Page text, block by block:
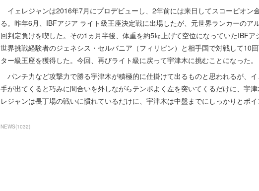
イェレジャンは2016年7月にプロデビューし、2年前には来日してスコーピオン
る。昨年6月、IBFアジア ライト級王座決定戦に出場したが、元世界ランカーのア
回判定負けを喫した。その1ヵ月半後、体重を約5㎏上げて空位になっていたIBF
世界挑戦経験者のジェネシス・セルバニア（フィリピン）と相手国で対戦して10
ター級王座を獲得した。今回、再びライト級に戻って宇津木に挑むことになった。
パンチ力など攻撃力で勝る宇津木が積極的に仕掛けて出るものと思われるが、
手が出てくると巧みに間合いを外しながらテンポよく左を突いてくるだけに、宇
レジャンは長丁場の戦いに慣れているだけに、宇津木は中盤までにしっかりとポイ
NEWS(1032)